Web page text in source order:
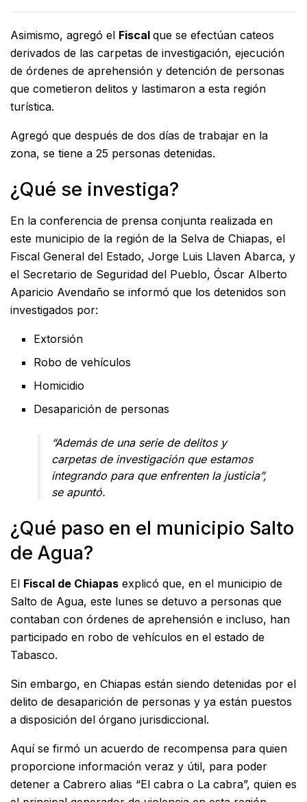
Asimismo, agregó el Fiscal que se efectúan cateos
derivados de las carpetas de investigación, ejecución
de órdenes de aprehensión y detención de personas
que cometieron delitos y lastimaron a esta región
turística.
Agregó que después de dos días de trabajar en la
zona, se tiene a 25 personas detenidas.
¿Qué se investiga?
En la conferencia de prensa conjunta realizada en
este municipio de la región de la Selva de Chiapas, el
Fiscal General del Estado, Jorge Luis Llaven Abarca, y
el Secretario de Seguridad del Pueblo, Óscar Alberto
Aparicio Avendaño se informó que los detenidos son
investigados por:
Extorsión
Robo de vehículos
Homicidio
Desaparición de personas
“Además de una serie de delitos y
carpetas de investigación que estamos
integrando para que enfrenten la justicia”,
se apuntó.
¿Qué paso en el municipio Salto
de Agua?
El Fiscal de Chiapas explicó que, en el municipio de
Salto de Agua, este lunes se detuvo a personas que
contaban con órdenes de aprehensión e incluso, han
participado en robo de vehículos en el estado de
Tabasco.
Sin embargo, en Chiapas están siendo detenidas por el
delito de desaparición de personas y ya están puestos
a disposición del órgano jurisdiccional.
Aquí se firmó un acuerdo de recompensa para quien
proporcione información veraz y útil, para poder
detener a Cabrero alias “El cabra o La cabra”, quien es